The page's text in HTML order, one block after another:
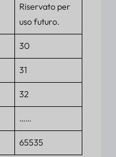
Riservato per
uso futuro.
30
31
32
……
65535